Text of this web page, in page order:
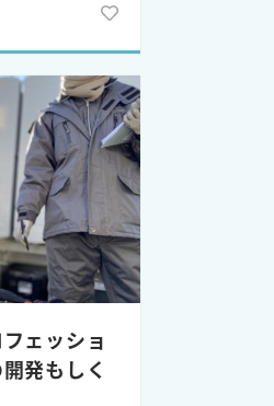
一面も持つ企
うな職種や会
なら嬉しいで
】と【技術】
）」を日々進
。
おり、人と
づくりを通じ
し続ける会社
与え、自ら提
できる環境を
という姿勢を
すい職場を目
タル化による
ェッショ
発もしく